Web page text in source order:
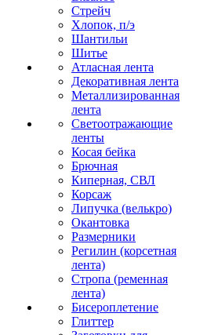
Стрейч
Хлопок, п/э
Шантильи
Шитье
Атласная лента
Декоративная лента
Металлизированная
лента
Светоотражающие
ленты
Косая бейка
Брючная
Киперная, СВЛ
Корсаж
Липучка (велькро)
Окантовка
Размерники
Регилин (корсетная
лента)
Стропа (ременная
лента)
Бисероплетение
Глиттер